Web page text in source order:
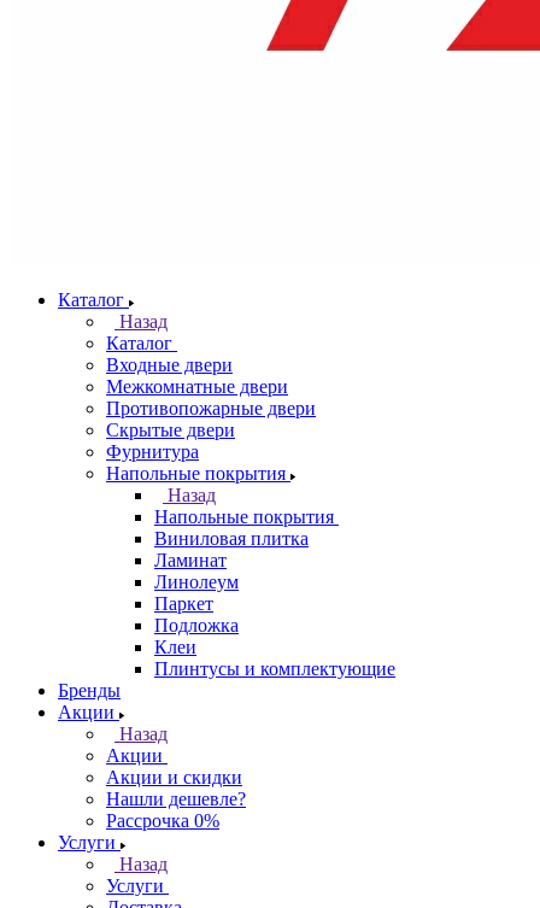
Каталог
Назад
Каталог
Входные двери
Межкомнатные двери
Противопожарные двери
Скрытые двери
Фурнитура
Напольные покрытия
Назад
Напольные покрытия
Виниловая плитка
Ламинат
Линолеум
Паркет
Подложка
Клеи
Плинтусы и комплектующие
Бренды
Акции
Назад
Акции
Акции и скидки
Нашли дешевле?
Рассрочка 0%
Услуги
Назад
Услуги